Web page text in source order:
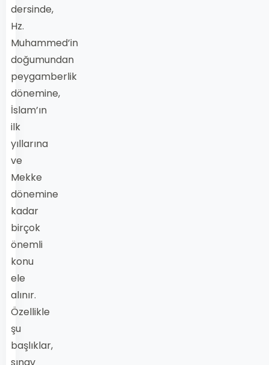
dersinde,
Hz.
Muhammed’in
doğumundan
peygamberlik
dönemine,
İslam’ın
ilk
yıllarına
ve
Mekke
dönemine
kadar
birçok
önemli
konu
ele
alınır.
Özellikle
şu
başlıklar,